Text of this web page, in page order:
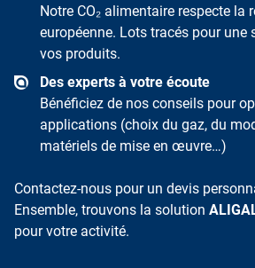
Notre CO₂ alimentaire respecte la
européenne. Lots tracés pour une
vos produits.
Des experts à votre écoute
Bénéficiez de nos conseils pour
applications (choix du gaz, du
matériels de mise en œuvre…)
Contactez-nous pour un devis
Ensemble, trouvons la solution
pour votre activité.